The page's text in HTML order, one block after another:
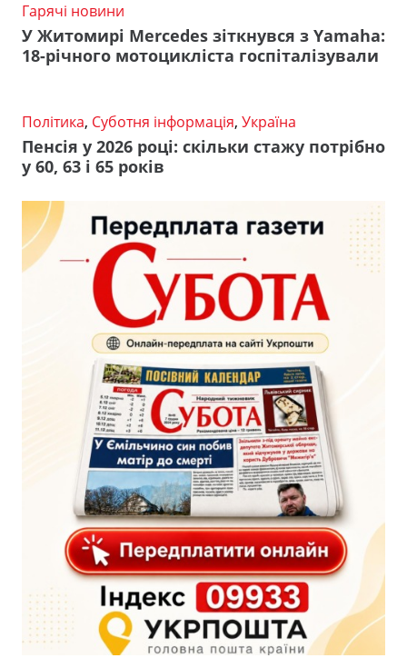
Гарячі новини
У Житомирі Mercedes зіткнувся з Yamaha:
18-річного мотоцикліста госпіталізували
Політика, Суботня інформація, Україна
Пенсія у 2026 році: скільки стажу потрібно
у 60, 63 і 65 років